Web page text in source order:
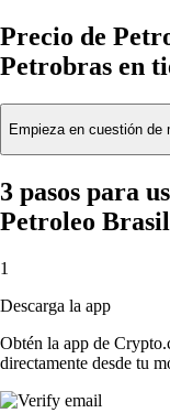
Precio de
Petrobras en
Empieza en cuestión de
3 pasos para
Petroleo
1
Descarga la app
Obtén la app de
directamente desde tu